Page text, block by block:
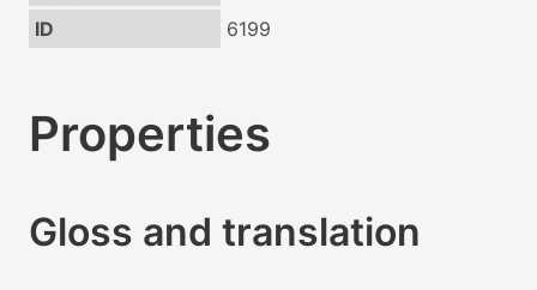
ID
6199
Properties
Gloss and translation